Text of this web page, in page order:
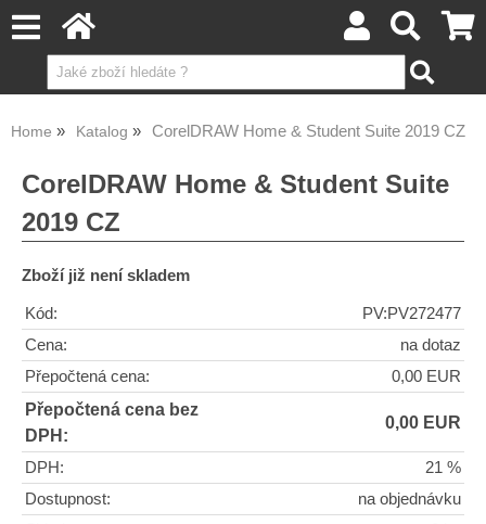
Home Katalog CorelDRAW Home & Student Suite 2019 CZ
CorelDRAW Home & Student Suite
2019 CZ
Zboží již není skladem
Kód:
PV:PV272477
Cena:
na dotaz
Přepočtená cena:
0,00 EUR
Přepočtená cena bez
DPH:
0,00 EUR
DPH:
21 %
Dostupnost:
na objednávku